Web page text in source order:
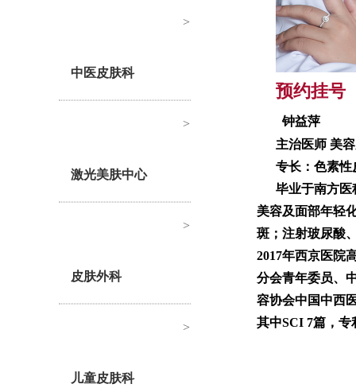
>
中医皮肤科
>
激光美肤中心
>
皮肤外科
>
儿童皮肤科
预约挂号
钟益萍
主治医师 美
专长：色素
毕业于南方
美容及面部年轻
斑；注射玻尿酸
2017年西京医院
分会青年委员、
容协会中国中西
其中SCI 7篇，